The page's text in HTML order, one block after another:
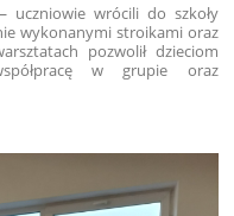
uczniowie wrócili do szkoły
wykonanymi stroikami oraz
pozwolił dzieciom
w grupie oraz